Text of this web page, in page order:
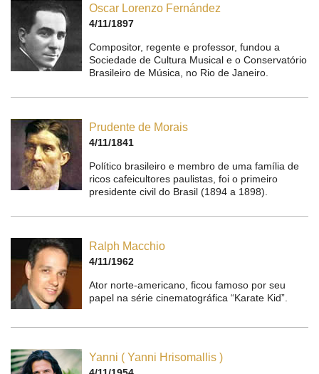
Oscar Lorenzo Fernández
4/11/1897
Compositor, regente e professor, fundou a
Sociedade de Cultura Musical e o Conservatório
Brasileiro de Música, no Rio de Janeiro.
Prudente de Morais
4/11/1841
Político brasileiro e membro de uma família de
ricos cafeicultores paulistas, foi o primeiro
presidente civil do Brasil (1894 a 1898).
Ralph Macchio
4/11/1962
Ator norte-americano, ficou famoso por seu
papel na série cinematográfica “Karate Kid”.
Yanni ( Yanni Hrisomallis )